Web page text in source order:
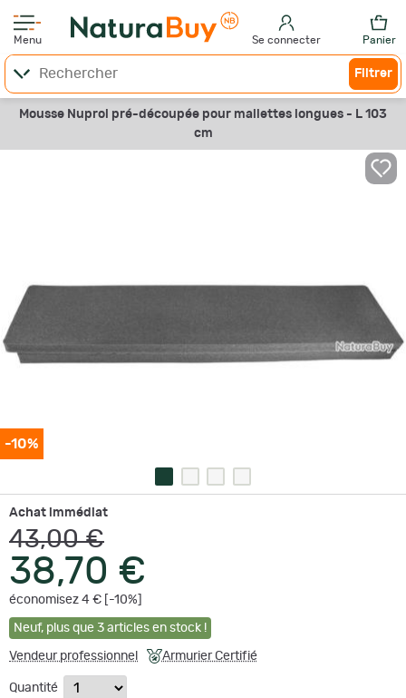
Menu Se connecter Panier
Filtrer
Mousse Nuprol pré-découpée pour mallettes longues - L 103
cm
-10%
Achat immédiat
43,00 €
38,70 €
économisez 4 € [-10%]
Neuf, plus que 3 articles en stock !
Vendeur professionnel Armurier Certifié
Quantité